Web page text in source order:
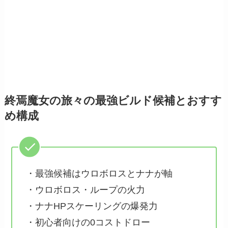
終焉魔女の旅々の最強ビルド候補とおすす
め構成
・最強候補はウロボロスとナナが軸
・ウロボロス・ループの火力
・ナナHPスケーリングの爆発力
・初心者向けの0コストドロー